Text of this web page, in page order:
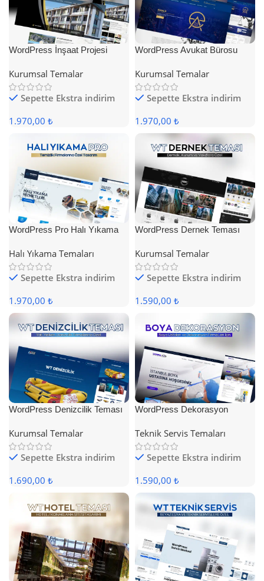
WordPress İnşaat Projesi
Kurumsal Temalar
Sepette Ekstra indirim
1.970,00 ₺
WordPress Avukat Bürosu
Kurumsal Temalar
Sepette Ekstra indirim
1.970,00 ₺
WordPress Pro Halı Yıkama
Halı Yıkama Temaları
Sepette Ekstra indirim
1.970,00 ₺
WordPress Dernek Teması
Kurumsal Temalar
Sepette Ekstra indirim
1.590,00 ₺
WordPress Denizcilik Teması
Kurumsal Temalar
Sepette Ekstra indirim
1.690,00 ₺
WordPress Dekorasyon
Teknik Servis Temaları
Sepette Ekstra indirim
1.590,00 ₺